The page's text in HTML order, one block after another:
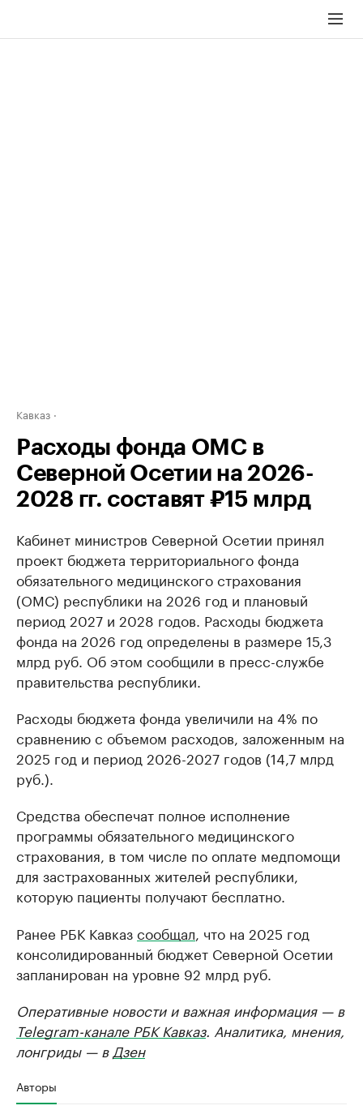
Кавказ
Расходы фонда ОМС в
Северной Осетии на 2026-
2028 гг. составят ₽15 млрд
Кабинет министров Северной Осетии принял
проект бюджета территориального фонда
обязательного медицинского страхования
(ОМС) республики на 2026 год и плановый
период 2027 и 2028 годов. Расходы бюджета
фонда на 2026 год определены в размере 15,3
млрд руб. Об этом сообщили в пресс-службе
правительства республики.
Расходы бюджета фонда увеличили на 4% по
сравнению с объемом расходов, заложенным на
2025 год и период 2026-2027 годов (14,7 млрд
руб.).
Средства обеспечат полное исполнение
программы обязательного медицинского
страхования, в том числе по оплате медпомощи
для застрахованных жителей республики,
которую пациенты получают бесплатно.
Ранее РБК Кавказсообщал , что на 2025 год
консолидированный бюджет Северной Осетии
запланирован на уровне 92 млрд руб.
Оперативные новости и важная информация — в
Telegram-канале РБК Кавказ. Аналитика, мнения,
лонгриды — в Дзен
Авторы